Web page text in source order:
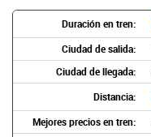
Duración en tren:
Ciudad de salida:
Ciudad de llegada:
Distancia:
Mejores precios en tren: